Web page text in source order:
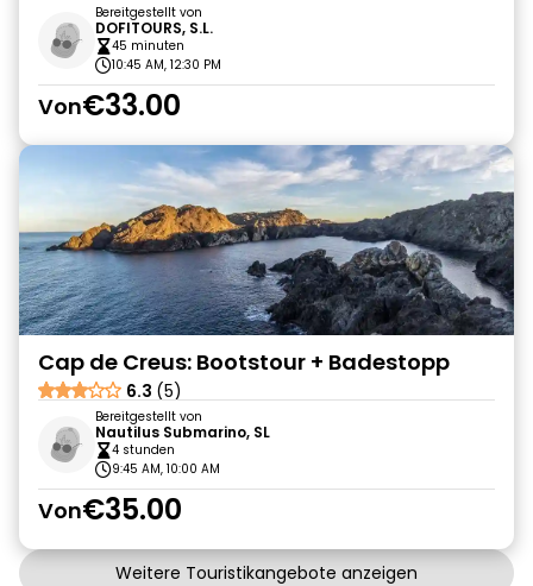
Bereitgestellt von
DOFITOURS, S.L.
45 minuten
10:45 AM, 12:30 PM
Von€33.00
Cap de Creus: Bootstour + Badestopp
6.3 (5)
Bereitgestellt von
Nautilus Submarino, SL
4 stunden
9:45 AM, 10:00 AM
Von€35.00
Weitere Touristikangebote anzeigen